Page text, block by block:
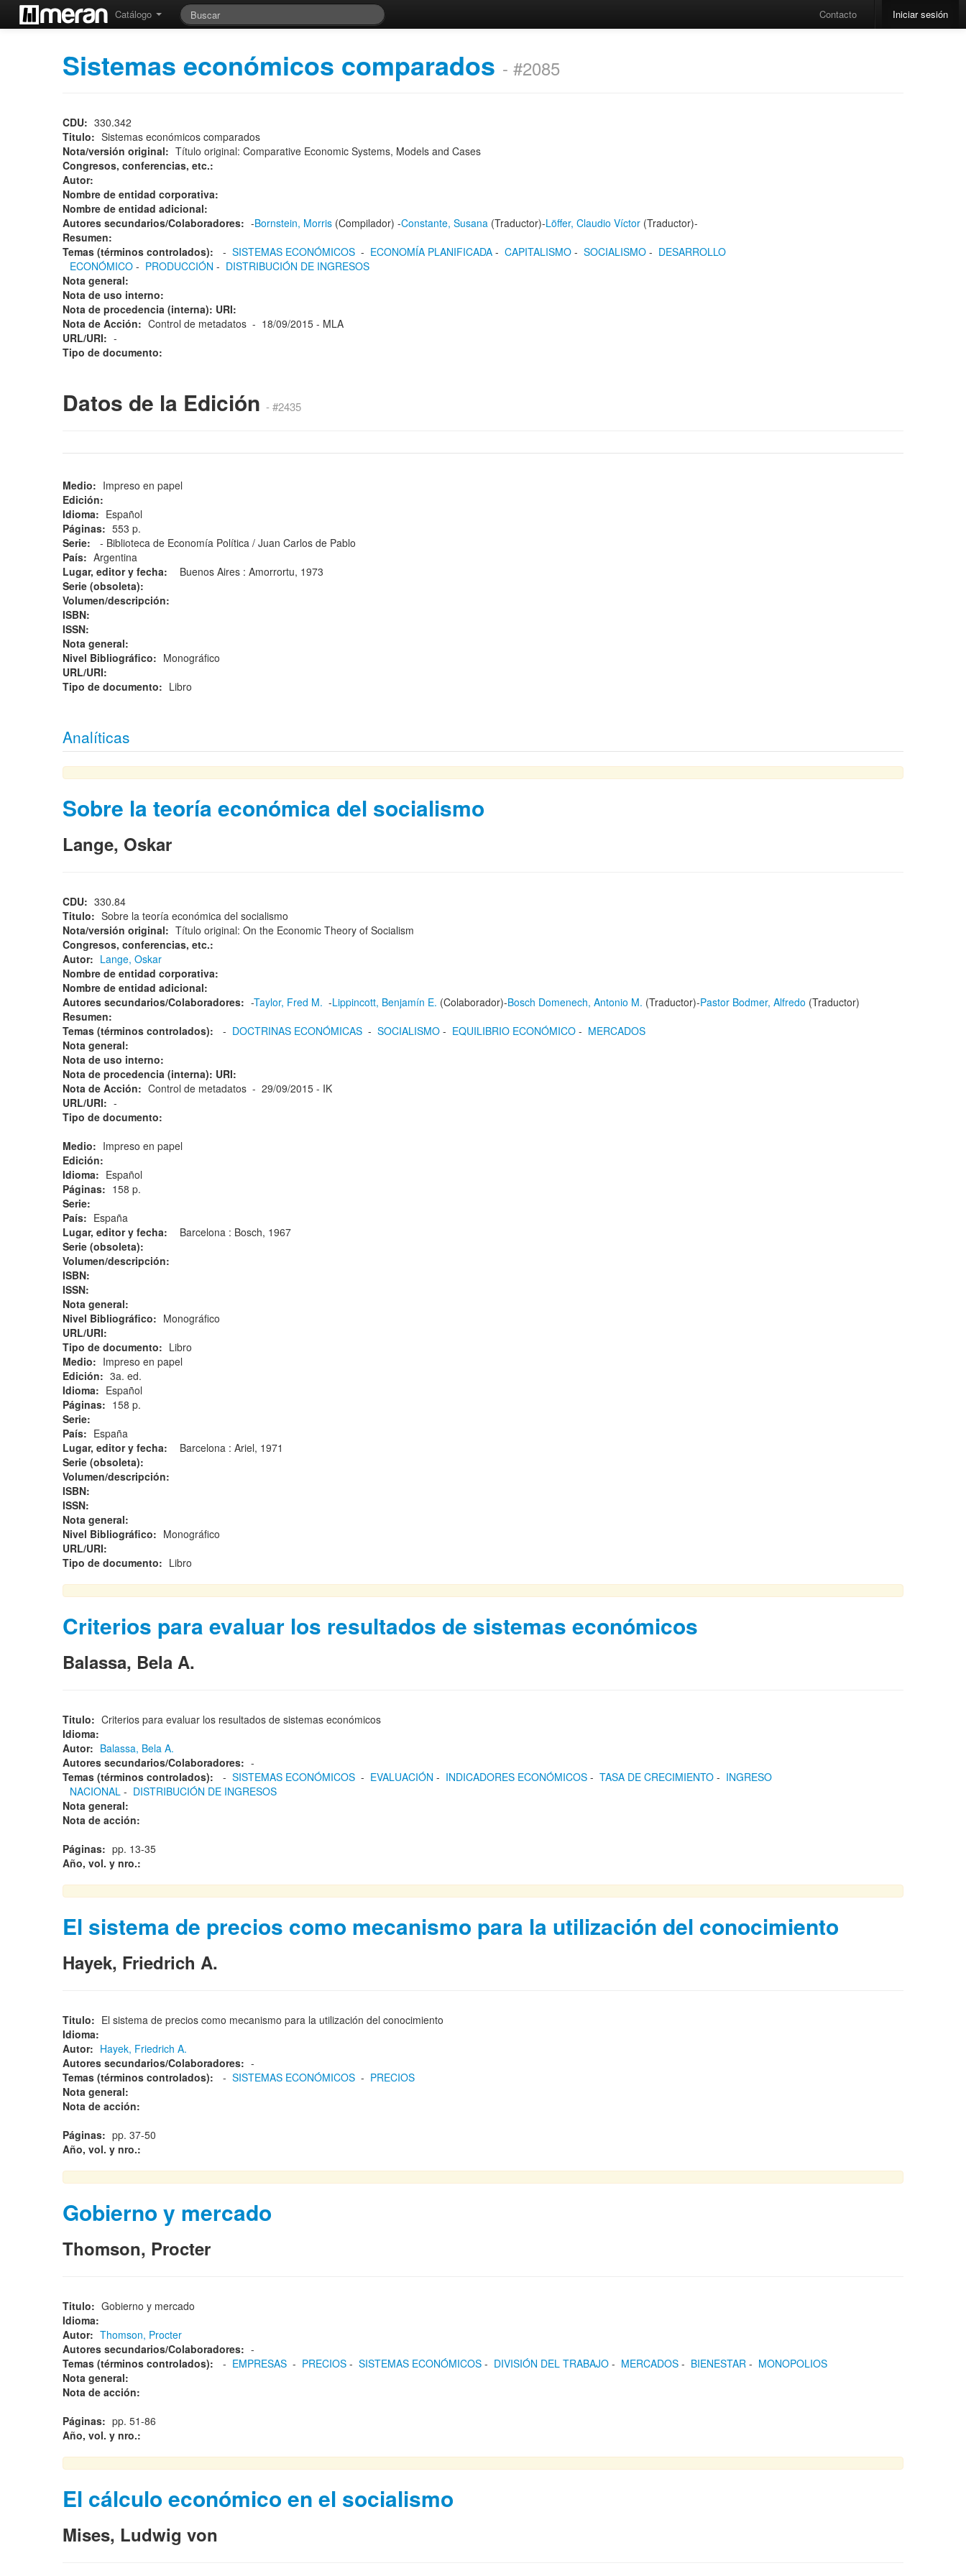
Catálogo Contacto Iniciar sesión
Sistemas económicos comparados - #2085
CDU: 330.342
Titulo: Sistemas económicos comparados
Nota/versión original: Título original: Comparative Economic Systems, Models and Cases
Congresos, conferencias, etc.:
Autor:
Nombre de entidad corporativa:
Nombre de entidad adicional:
Autores secundarios/Colaboradores: -Bornstein, Morris (Compilador) -Constante, Susana (Traductor)-Löffer, Claudio Víctor (Traductor)-
Resumen:
Temas (términos controlados):
- SISTEMAS ECONÓMICOS - ECONOMÍA PLANIFICADA - CAPITALISMO - SOCIALISMO - DESARROLLO
ECONÓMICO - PRODUCCIÓN - DISTRIBUCIÓN DE INGRESOS
Nota general:
Nota de uso interno:
Nota de procedencia (interna): URI:
Nota de Acción: Control de metadatos - 18/09/2015 - MLA
URL/URI: -
Tipo de documento:
Datos de la Edición - #2435
Medio: Impreso en papel
Edición:
Idioma: Español
Páginas: 553 p.
Serie:
- Biblioteca de Economía Política / Juan Carlos de Pablo
País: Argentina
Lugar, editor y fecha:
Buenos Aires : Amorrortu, 1973
Serie (obsoleta):
Volumen/descripción:
ISBN:
ISSN:
Nota general:
Nivel Bibliográfico: Monográfico
URL/URI:
Tipo de documento: Libro
Analíticas
Sobre la teoría económica del socialismo
Lange, Oskar
CDU: 330.84
Titulo: Sobre la teoría económica del socialismo
Nota/versión original: Título original: On the Economic Theory of Socialism
Congresos, conferencias, etc.:
Autor: Lange, Oskar
Nombre de entidad corporativa:
Nombre de entidad adicional:
Autores secundarios/Colaboradores: -Taylor, Fred M. -Lippincott, Benjamín E. (Colaborador)-Bosch Domenech, Antonio M. (Traductor)-Pastor Bodmer, Alfredo (Traductor)
Resumen:
Temas (términos controlados):
- DOCTRINAS ECONÓMICAS - SOCIALISMO - EQUILIBRIO ECONÓMICO - MERCADOS
Nota general:
Nota de uso interno:
Nota de procedencia (interna): URI:
Nota de Acción: Control de metadatos - 29/09/2015 - IK
URL/URI: -
Tipo de documento:
Medio: Impreso en papel
Edición:
Idioma: Español
Páginas: 158 p.
Serie:
País: España
Lugar, editor y fecha:
Barcelona : Bosch, 1967
Serie (obsoleta):
Volumen/descripción:
ISBN:
ISSN:
Nota general:
Nivel Bibliográfico: Monográfico
URL/URI:
Tipo de documento: Libro
Medio: Impreso en papel
Edición: 3a. ed.
Idioma: Español
Páginas: 158 p.
Serie:
País: España
Lugar, editor y fecha:
Barcelona : Ariel, 1971
Serie (obsoleta):
Volumen/descripción:
ISBN:
ISSN:
Nota general:
Nivel Bibliográfico: Monográfico
URL/URI:
Tipo de documento: Libro
Criterios para evaluar los resultados de sistemas económicos
Balassa, Bela A.
Titulo: Criterios para evaluar los resultados de sistemas económicos
Idioma:
Autor: Balassa, Bela A.
Autores secundarios/Colaboradores: -
Temas (términos controlados):
- SISTEMAS ECONÓMICOS - EVALUACIÓN - INDICADORES ECONÓMICOS - TASA DE CRECIMIENTO - INGRESO
NACIONAL - DISTRIBUCIÓN DE INGRESOS
Nota general:
Nota de acción:
Páginas: pp. 13-35
Año, vol. y nro.:
El sistema de precios como mecanismo para la utilización del conocimiento
Hayek, Friedrich A.
Titulo: El sistema de precios como mecanismo para la utilización del conocimiento
Idioma:
Autor: Hayek, Friedrich A.
Autores secundarios/Colaboradores: -
Temas (términos controlados):
- SISTEMAS ECONÓMICOS - PRECIOS
Nota general:
Nota de acción:
Páginas: pp. 37-50
Año, vol. y nro.:
Gobierno y mercado
Thomson, Procter
Titulo: Gobierno y mercado
Idioma:
Autor: Thomson, Procter
Autores secundarios/Colaboradores: -
Temas (términos controlados):
- EMPRESAS - PRECIOS - SISTEMAS ECONÓMICOS - DIVISIÓN DEL TRABAJO - MERCADOS - BIENESTAR - MONOPOLIOS
Nota general:
Nota de acción:
Páginas: pp. 51-86
Año, vol. y nro.:
El cálculo económico en el socialismo
Mises, Ludwig von